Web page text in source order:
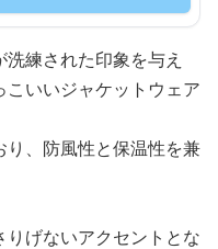
練された印象を与え
いいジャケットウェア
り、防風性と保温性を兼
げないアクセントとな